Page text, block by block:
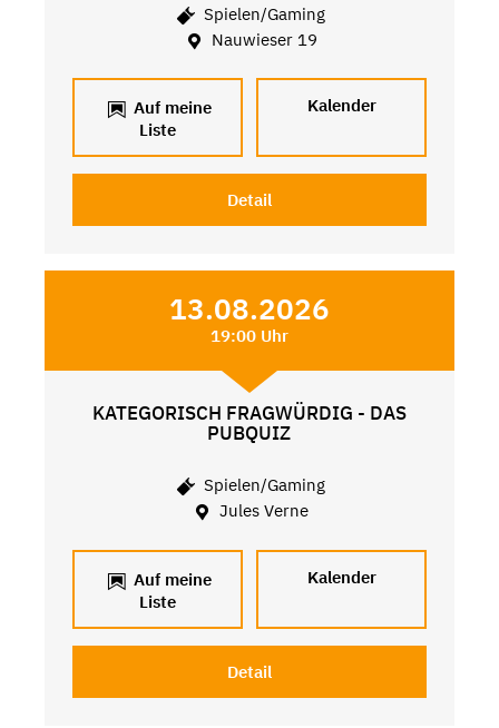
Spielen/Gaming
Nauwieser 19
Auf meine
Liste
Kalender
Detail
13.08.2026
19:00 Uhr
KATEGORISCH FRAGWÜRDIG - DAS
PUBQUIZ
Spielen/Gaming
Jules Verne
Auf meine
Liste
Kalender
Detail